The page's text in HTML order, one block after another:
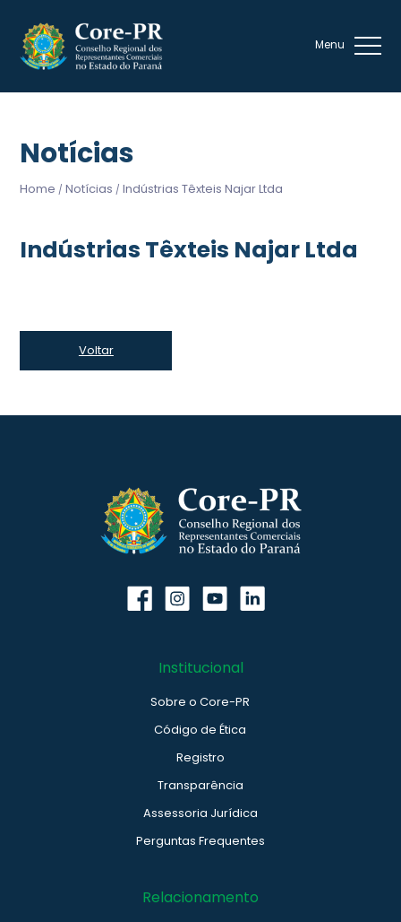
Notícias
Home / Notícias / Indústrias Têxteis Najar Ltda
Indústrias Têxteis Najar Ltda
Voltar
Institucional
Sobre o Core-PR
Código de Ética
Registro
Transparência
Assessoria Jurídica
Perguntas Frequentes
Relacionamento